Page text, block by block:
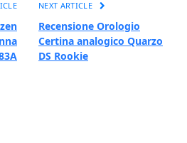
NEXT ARTICLE
Recensione Orologio
Certina analogico Quarzo
DS Rookie